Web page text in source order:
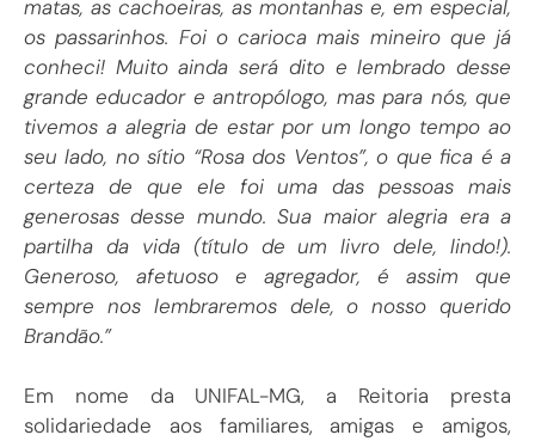
matas, as cachoeiras, as montanhas e, em especial,
os passarinhos. Foi o carioca mais mineiro que já
conheci! Muito ainda será dito e lembrado desse
grande educador e antropólogo, mas para nós, que
tivemos a alegria de estar por um longo tempo ao
seu lado, no sítio “Rosa dos Ventos”, o que fica é a
certeza de que ele foi uma das pessoas mais
generosas desse mundo. Sua maior alegria era a
partilha da vida (título de um livro dele, lindo!).
Generoso, afetuoso e agregador, é assim que
sempre nos lembraremos dele, o nosso querido
Brandão.”
Em nome da UNIFAL-MG, a Reitoria presta
solidariedade aos familiares, amigas e amigos,